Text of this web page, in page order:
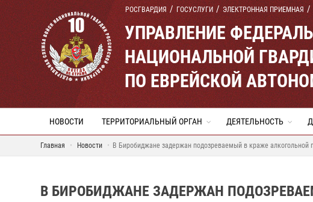
РОСГВАРДИЯ ГОСУСЛУГИ ЭЛЕКТРОННАЯ ПРИЕМНАЯ
УПРАВЛЕНИЕ
НАЦИОНАЛЬНОЙ
ПО ЕВРЕЙСКОЙ
НОВОСТИ ТЕРРИТОРИАЛЬНЫЙ ОРГАН ДЕЯТЕЛЬНОСТЬ
Главная Новости В Биробиджане задержан подозреваемый в краже алкогольной
В БИРОБИДЖАНЕ ЗАДЕРЖАН